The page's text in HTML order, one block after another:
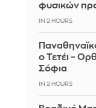
φυσικών
IN 2 HOURS
ο Τετέι –
Σόφια
IN 2 HOURS